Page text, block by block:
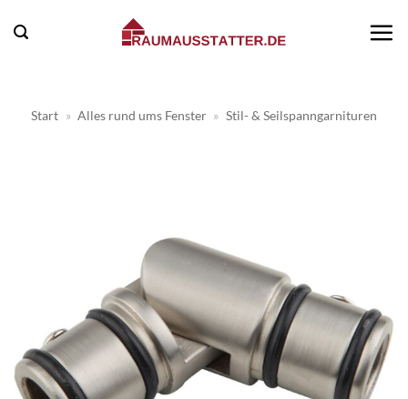
Inhalt
Start » Alles rund ums Fenster » Stil- & Seilspanngarnituren